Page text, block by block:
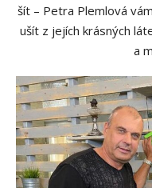
šít – Petra Plemlová
ušít z jejích krásných
a